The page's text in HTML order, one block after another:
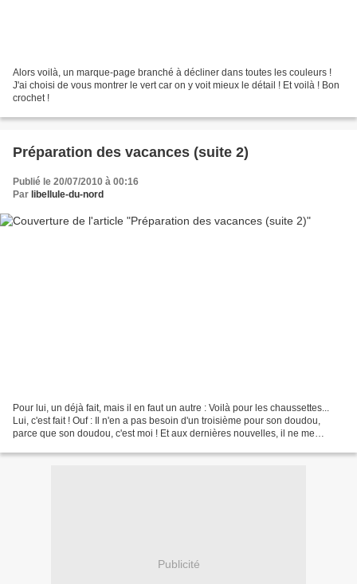
Alors voilà, un marque-page branché à décliner dans toutes les couleurs !
J'ai choisi de vous montrer le vert car on y voit mieux le détail ! Et voilà ! Bon
crochet !
Préparation des vacances (suite 2)
Publié le 20/07/2010 à 00:16
Par libellule-du-nord
Pour lui, un déjà fait, mais il en faut un autre : Voilà pour les chaussettes...
Lui, c'est fait ! Ouf : Il n'en a pas besoin d'un troisième pour son doudou,
parce que son doudou, c'est moi ! Et aux dernières nouvelles, il ne me
Publicité